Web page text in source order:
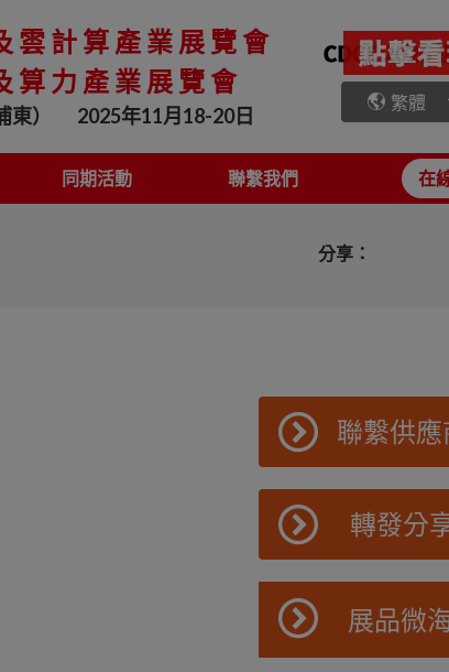
計算產業展覽會
算力產業展覽會
東） 2025年11月18-20日
繁體
同期活動 聯繫我們 在
分享：
聯繫供應
轉發分
展品微